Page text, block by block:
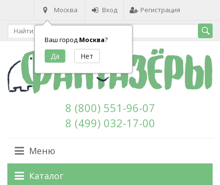
Москва
Ваш город Москва?
Вход Регистрация
8 (800) 551-96-07
8 (499) 032-17-00
Меню
Каталог